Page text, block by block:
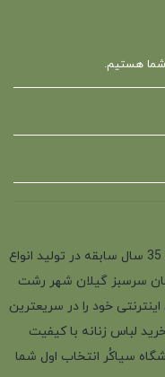
فروشگاه سیاکُر فروش لباس زنانه با بیش از 35 سال سابقه در تولید انواع
سرسبز گیلان شهر رشت
خود را در سریعترین
لباس زنانه با کیفیت
سیاکُر انتخاب اول شما